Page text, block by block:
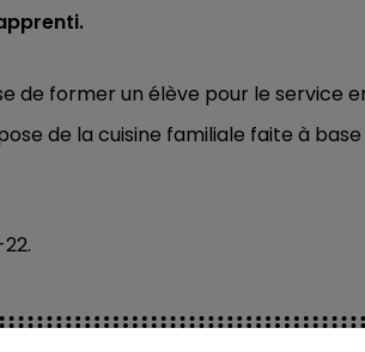
de former un élève pour le service
de la cuisine familiale faite à